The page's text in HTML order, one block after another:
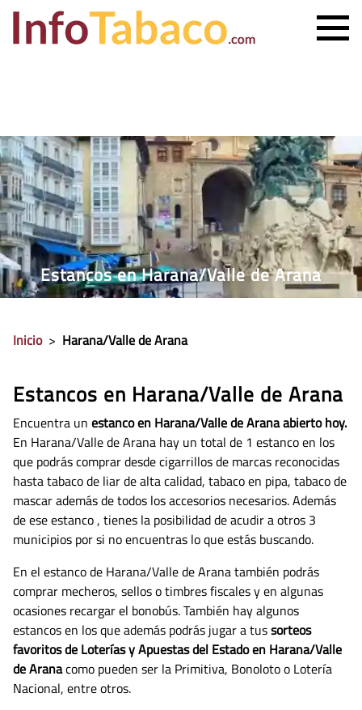
ESTANCO MÁS CERCANO
CONTACTO
Estancos en Harana/Valle de Arana
Inicio > Harana/Valle de Arana
Estancos en Harana/Valle de Arana
Encuentra un estanco en Harana/Valle de Arana abierto hoy.
En Harana/Valle de Arana hay un total de 1 estanco en los
que podrás comprar desde cigarrillos de marcas reconocidas
hasta tabaco de liar de alta calidad, tabaco en pipa, tabaco de
mascar además de todos los accesorios necesarios.Además
de ese estanco , tienes la posibilidad de acudir a otros 3
municipios por si no encuentras lo que estás buscando.
En el estanco de Harana/Valle de Arana también podrás
comprar mecheros, sellos o timbres fiscales y en algunas
ocasiones recargar el bonobús. También hay algunos
estancos en los que además podrás jugar a tussorteos
favoritos de Loterías y Apuestas del Estado en Harana/Valle
de Aranacomo pueden ser la Primitiva, Bonoloto o Lotería
Nacional, entre otros.